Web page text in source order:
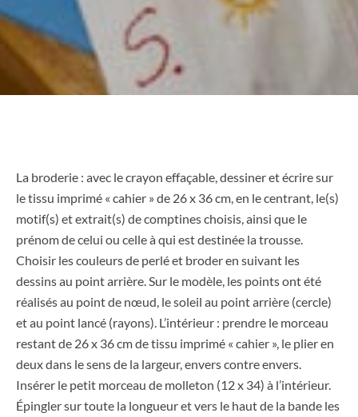
La broderie : avec le crayon effaçable, dessiner et écrire sur
le tissu imprimé « cahier » de 26 x 36 cm, en le centrant, le(s)
motif(s) et extrait(s) de comptines choisis, ainsi que le
prénom de celui ou celle à qui est destinée la trousse.
Choisir les couleurs de perlé et broder en suivant les
dessins au point arrière. Sur le modèle, les points ont été
réalisés au point de nœud, le soleil au point arrière (cercle)
et au point lancé (rayons). L’intérieur : prendre le morceau
restant de 26 x 36 cm de tissu imprimé « cahier », le plier en
deux dans le sens de la largeur, envers contre envers.
Insérer le petit morceau de molleton (12 x 34) à l’intérieur.
Épingler sur toute la longueur et vers le haut de la bande les